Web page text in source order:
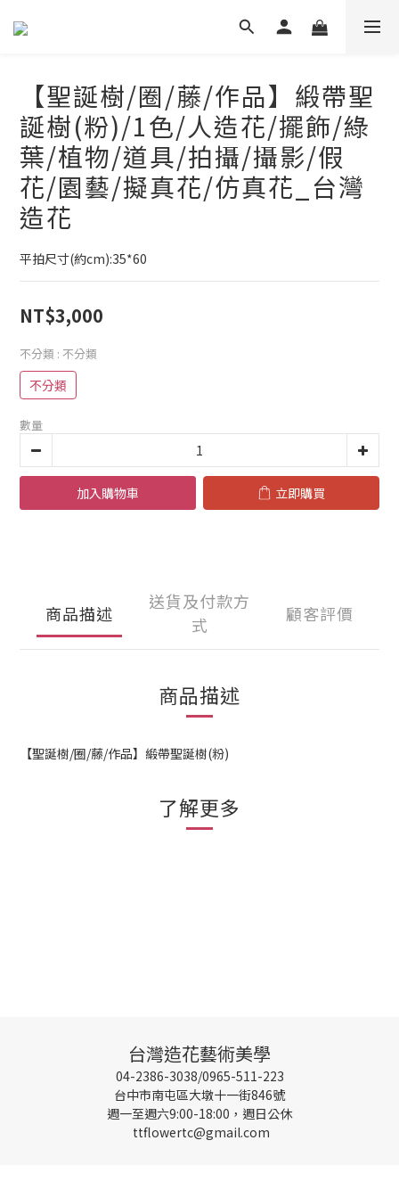
【聖誕樹/圈/藤/作品】緞帶聖
誕樹(粉)/1色/人造花/擺飾/綠
葉/植物/道具/拍攝/攝影/假
花/園藝/擬真花/仿真花_台灣
造花
平拍尺寸(約cm):35*60
NT$3,000
不分類 : 不分類
不分類
數量
加入購物車 立即購買
商品描述
送貨及付款方
式
顧客評價
商品描述
【聖誕樹/圈/藤/作品】緞帶聖誕樹(粉)
了解更多
台灣造花藝術美學
04-2386-3038/0965-511-223
台中市南屯區大墩十一街846號
週一至週六9:00-18:00，週日公休
ttflowertc@gmail.com